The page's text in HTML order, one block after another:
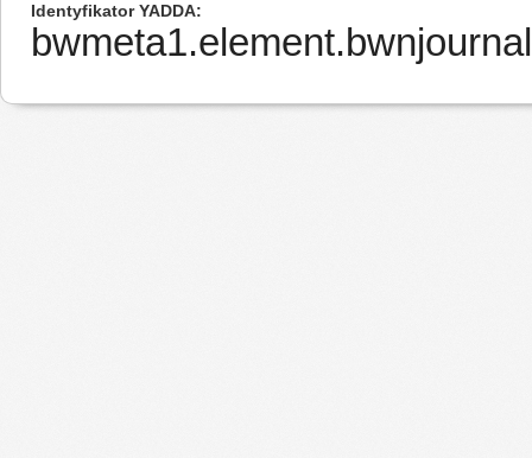
Identyfikator YADDA